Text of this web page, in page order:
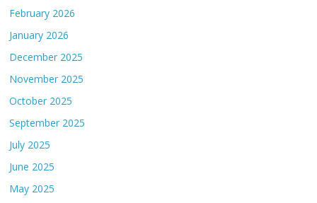
February 2026
January 2026
December 2025
November 2025
October 2025
September 2025
July 2025
June 2025
May 2025